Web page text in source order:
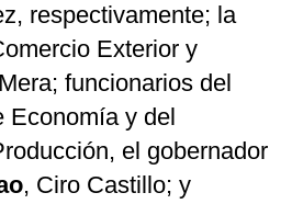
respectivamente; la
Exterior y
funcionarios del
Economía y del
el gobernador
, Ciro Castillo; y